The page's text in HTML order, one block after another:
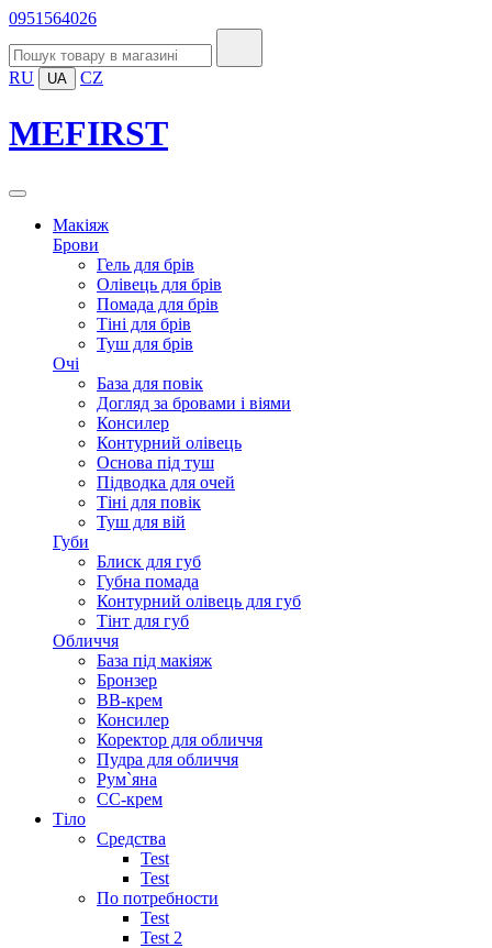
0951564026
RU UA CZ
MEFIRST
Макіяж
Брови
Гель для брів
Олівець для брів
Помада для брів
Тіні для брів
Туш для брів
Очі
База для повік
Догляд за бровами і віями
Консилер
Контурний олівець
Основа під туш
Підводка для очей
Тіні для повік
Туш для вій
Губи
Блиск для губ
Губна помада
Контурний олівець для губ
Тінт для губ
Обличчя
База під макіяж
Бронзер
ВВ-крем
Консилер
Коректор для обличчя
Пудра для обличчя
Рум`яна
СС-крем
Тіло
Средства
Test
Test
По потребности
Test
Test 2